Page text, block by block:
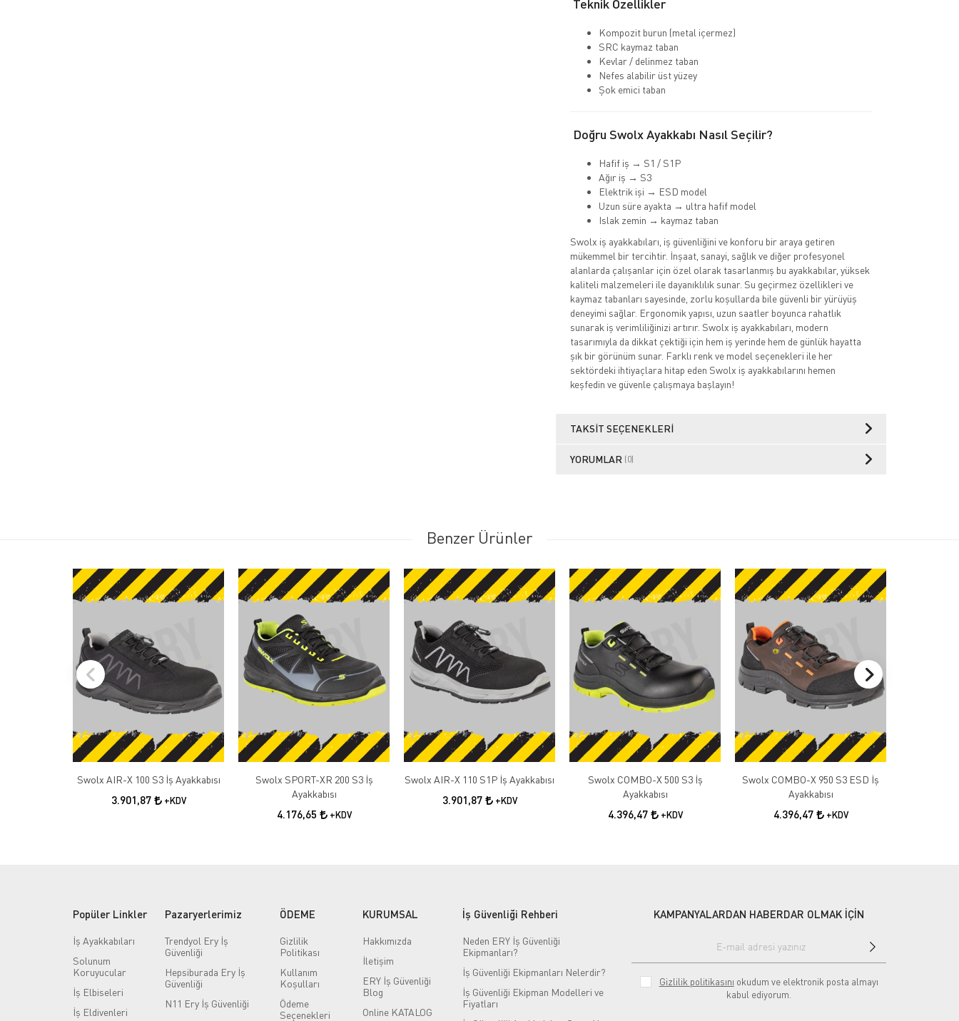
Teknik Özellikler
Kompozit burun (metal içermez)
SRC kaymaz taban
Kevlar / delinmez taban
Nefes alabilir üst yüzey
Şok emici taban
Doğru Swolx Ayakkabı Nasıl Seçilir?
Hafif iş → S1 / S1P
Ağır iş → S3
Elektrik işi → ESD model
Uzun süre ayakta → ultra hafif model
Islak zemin → kaymaz taban
Swolx iş ayakkabıları, iş güvenliğini ve konforu bir araya getiren
mükemmel bir tercihtir. İnşaat, sanayi, sağlık ve diğer profesyonel
alanlarda çalışanlar için özel olarak tasarlanmış bu ayakkabılar, yüksek
kaliteli malzemeleri ile dayanıklılık sunar. Su geçirmez özellikleri ve
kaymaz tabanları sayesinde, zorlu koşullarda bile güvenli bir yürüyüş
deneyimi sağlar. Ergonomik yapısı, uzun saatler boyunca rahatlık
sunarak iş verimliliğinizi artırır. Swolx iş ayakkabıları, modern
tasarımıyla da dikkat çektiği için hem iş yerinde hem de günlük hayatta
şık bir görünüm sunar. Farklı renk ve model seçenekleri ile her
sektördeki ihtiyaçlara hitap eden Swolx iş ayakkabılarını hemen
keşfedin ve güvenle çalışmaya başlayın!
TAKSIT SEÇENEKLERI
YORUMLAR (0)
Benzer Ürünler
Swolx AIR-X 100 S3 İş Ayakkabısı
3.901,87 +KDV
Swolx SPORT-XR 200 S3 İş
Ayakkabısı
4.176,65 +KDV
Swolx AIR-X 110 S1P İş Ayakkabısı
3.901,87 +KDV
Swolx COMBO-X 500 S3 İş
Ayakkabısı
4.396,47 +KDV
Swolx COMBO-X 950 S3 ESD İş
Ayakkabısı
4.396,47 +KDV
Popüler Linkler
İş Ayakkabıları
Solunum
Koruyucular
İş Elbiseleri
İş Eldivenleri
Pazaryerlerimiz
Trendyol Ery İş
Güvenliği
Hepsiburada Ery İş
Güvenliği
N11 Ery İş Güvenliği
ÖDEME
Gizlilik
Politikası
Kullanım
Koşulları
Ödeme
Seçenekleri
KURUMSAL
Hakkımızda
İletişim
ERY İş Güvenliği
Blog
Online KATALOG
İş Güvenliği Rehberi
Neden ERY İş Güvenliği
Ekipmanları?
İş Güvenliği Ekipmanları Nelerdir?
İş Güvenliği Ekipman Modelleri ve
Fiyatları
KAMPANYALARDAN HABERDAR OLMAK İÇİN
Gizlilik politikasını okudum ve elektronik posta almayı
kabul ediyorum.